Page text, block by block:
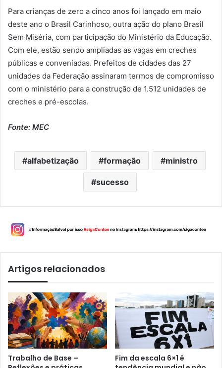
Para crianças de zero a cinco anos foi lançado em maio
deste ano o Brasil Carinhoso, outra ação do plano Brasil
Sem Miséria, com participação do Ministério da Educação.
Com ele, estão sendo ampliadas as vagas em creches
públicas e conveniadas. Prefeitos de cidades das 27
unidades da Federação assinaram termos de compromisso
com o ministério para a construção de 1.512 unidades de
creches e pré-escolas.
Fonte: MEC
alfabetização formação ministro
sucesso
Artigos relacionados
Trabalho de Base –
Fim da escala 6×1 é